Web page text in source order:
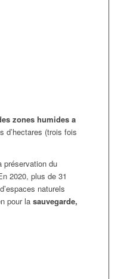
zones humides a
d’hectares (trois fois
du
2020, plus de 31
naturels
pour la sauvegarde,